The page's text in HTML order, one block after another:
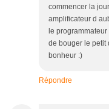
commencer la
amplificateur d
le
de bouger le petit
bonheur :)
Répondre